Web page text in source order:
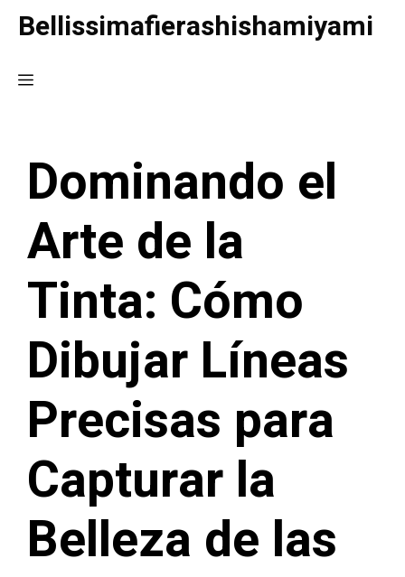
Saltar
contenido
Bellissimafierashishamiyami
Menú
Dominando el
Arte de la
Tinta: Cómo
Dibujar Líneas
Precisas para
Capturar la
Belleza de las